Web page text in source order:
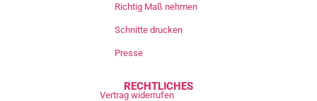
Richtig Maß nehmen
Schnitte drucken
Presse
RECHTLICHES
Vertrag widerrufen